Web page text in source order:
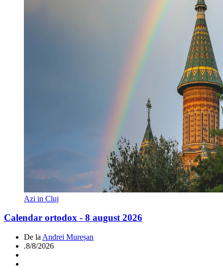
Azi in Cluj
Calendar ortodox - 8 august 2026
De la Andrei Mureșan
.8/8/2026